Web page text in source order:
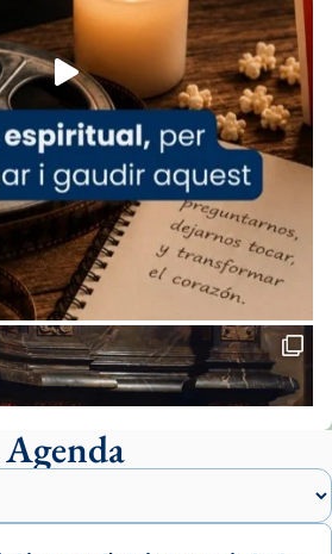
de Barcelona
i Semproniana ens
mirada»
bisbe de Tortosa, ha
de juliol la missa de Les
Agenda